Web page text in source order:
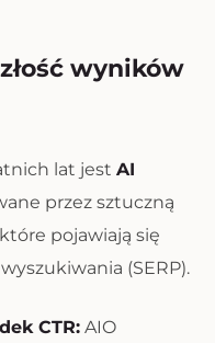
wyników
lat jest AI
przez sztuczną
pojawiają się
(SERP).
CTR: AIO